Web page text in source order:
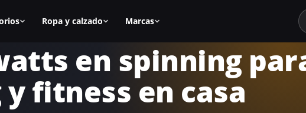
Ropa y calzado
Zapatillas spinning
Zapatillas mujer
Zapatillas hombre
Marcas
BH Fitness
en spinning
fitness en casa